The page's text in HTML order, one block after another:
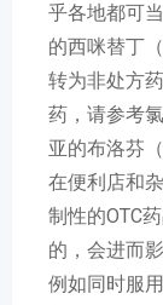
乎各地都可
的西咪替丁
转为非处方
药，请参考
亚的布洛芬
在便利店和
制性的OTC
的，会进而
例如同时服